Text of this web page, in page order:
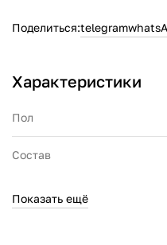
Поделиться:telegram
Характеристики
Пол
Состав
Производитель
Показать ещё